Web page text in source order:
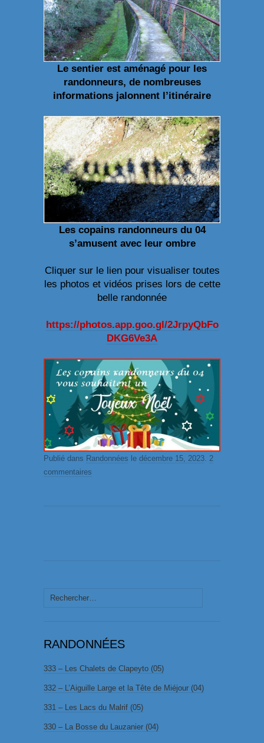
Le sentier est aménagé pour les
randonneurs, de nombreuses
informations jalonnent l’itinéraire
Les copains randonneurs du 04
s’amusent avec leur ombre
Cliquer sur le lien pour visualiser toutes
les photos et vidéos prises lors de cette
belle randonnée
https://photos.app.goo.gl/2JrpyQbFo
DKG6Ve3A
Publié dans Randonnées le décembre 15, 2023 2
commentaires
Rechercher :
RANDONNÉES
333 – Les Chalets de Clapeyto (05)
332 – L’Aiguille Large et la Tête de Miéjour (04)
331 – Les Lacs du Malrif (05)
330 – La Bosse du Lauzanier (04)